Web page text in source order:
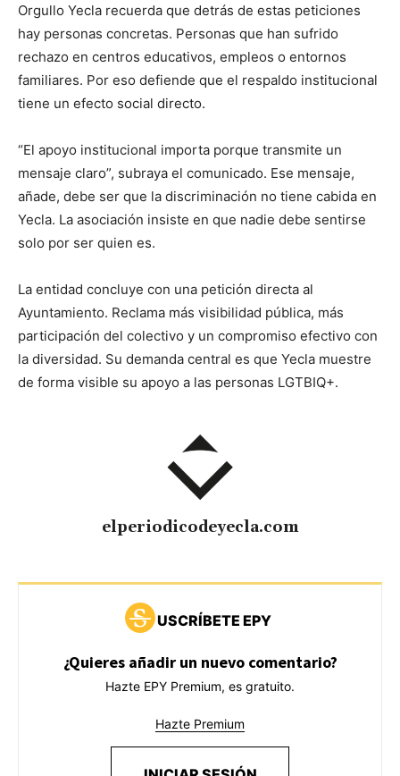
Orgullo Yecla recuerda que detrás de estas peticiones
hay personas concretas. Personas que han sufrido
rechazo en centros educativos, empleos o entornos
familiares. Por eso defiende que el respaldo institucional
tiene un efecto social directo.
“El apoyo institucional importa porque transmite un
mensaje claro”, subraya el comunicado. Ese mensaje,
añade, debe ser que la discriminación no tiene cabida en
Yecla. La asociación insiste en que nadie debe sentirse
solo por ser quien es.
La entidad concluye con una petición directa al
Ayuntamiento. Reclama más visibilidad pública, más
participación del colectivo y un compromiso efectivo con
la diversidad. Su demanda central es que Yecla muestre
de forma visible su apoyo a las personas LGTBIQ+.
elperiodicodeyecla.com
USCRÍBETE EPY
¿Quieres añadir un nuevo comentario?
Hazte EPY Premium, es gratuito.
Hazte Premium